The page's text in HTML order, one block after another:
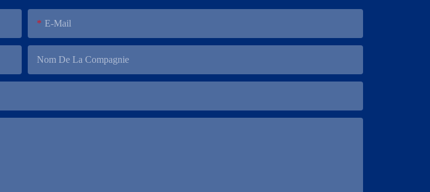
E-Mail
Nom De La Compagnie